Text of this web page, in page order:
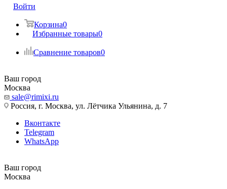
Войти
Корзина0
Избранные товары0
Сравнение товаров0
Ваш город
Москва
sale@rimixi.ru
Россия, г. Москва, ул. Лётчика Ульянина, д. 7
Вконтакте
Telegram
WhatsApp
Ваш город
Москва